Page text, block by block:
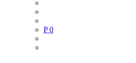
P 0